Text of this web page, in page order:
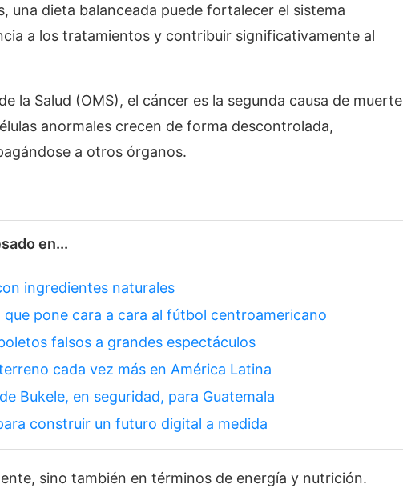
una dieta balanceada puede fortalecer el sistema
a los tratamientos y contribuir significativamente al
la Salud (OMS), el cáncer es la segunda causa de muerte
anormales crecen de forma descontrolada,
a otros órganos.
en...
ingredientes naturales
pone cara a cara al fútbol centroamericano
falsos a grandes espectáculos
cada vez más en América Latina
Bukele, en seguridad, para Guatemala
construir un futuro digital a medida
sino también en términos de energía y nutrición.